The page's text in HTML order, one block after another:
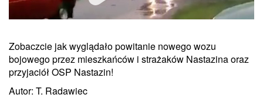
Zobaczcie jak wyglądało powitanie nowego wozu
bojowego przez mieszkańców i strażaków Nastazina oraz
przyjaciół OSP Nastazin!
Autor: T. Radawiec